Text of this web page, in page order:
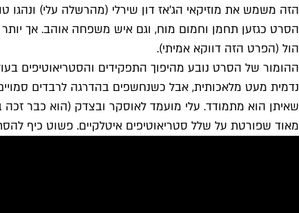
הסרט כגזען תחמן וחמום מוח, וגם איש משפחה אוהב. אך
הול (הפרט הזה דווקא אמיתי).
ההומור של הסרט נובע מהיפוך התפקידים והסטריאוטיפים
נדמית מעט מלאכותית, אבל כשנחשפים בהדרגה לרבדים
שאיתן הוא מתמודד. עלי מועמד לאוסקר ובצדק (הוא כבר
מאוד שפורטת על שלל סטריאוטיפים איטלקיים. פשוט כיף